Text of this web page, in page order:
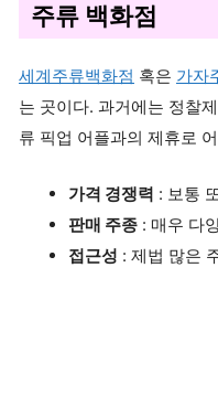
주류 백화점
세계주류백화점 혹은 가자
는 곳이다. 과거에는 정찰
류 픽업 어플과의 제휴로
가격 경쟁력 : 보통
판매 주종 : 매우 다
접근성 : 제법 많은